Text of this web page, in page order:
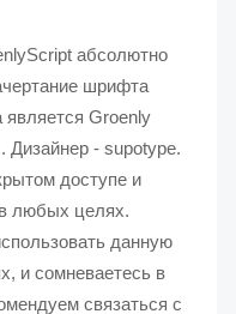
абсолютно
шрифта
Groenly
Дизайнер - supotype.
доступе и
любых целях.
данную
и сомневаетесь в
связаться с